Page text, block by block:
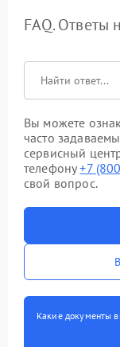
FAQ. Ответы
Вы можете
часто
сервисный
телефону+7
свой вопрос.
Какие документы